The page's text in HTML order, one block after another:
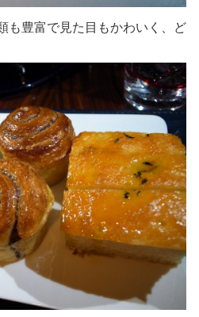
豊富で見た目もかわいく、
ど